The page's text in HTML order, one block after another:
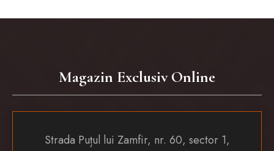
Magazin Exclusiv Online
Strada Puțul lui Zamfir, nr. 60, sector 1,